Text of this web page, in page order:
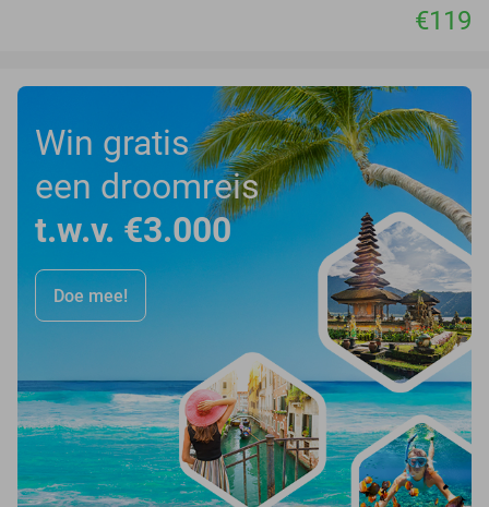
€119
Win gratis
een droomreis
t.w.v. €3.000
Doe mee!